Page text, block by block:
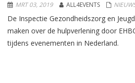
MRT 03, 2019 ALL4EVENTS
De Inspectie Gezondheidszorg en
maken over de hulpverlening door
tijdens evenementen in Nederland.